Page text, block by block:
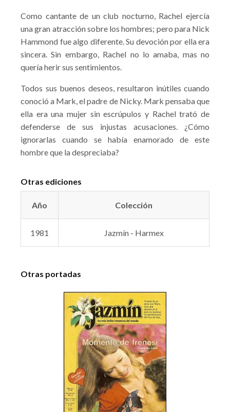
Como cantante de un club nocturno, Rachel ejercía
una gran atracción sobre los hombres; pero para Nick
Hammond fue algo diferente. Su devoción por ella era
sincera. Sin embargo, Rachel no lo amaba, mas no
quería herir sus sentimientos.
Todos sus buenos deseos, resultaron inútiles cuando
conoció a Mark, el padre de Nicky. Mark pensaba que
ella era una mujer sin escrúpulos y Rachel trató de
defenderse de sus injustas acusaciones. ¿Cómo
ignorarlas cuando se había enamorado de este
hombre que la despreciaba?
Otras ediciones
Año Colección
1981 Jazmín - Harmex
Otras portadas